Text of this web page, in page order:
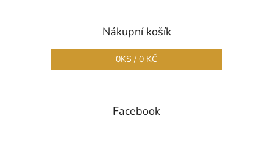
Nákupní košík
0KS / 0 KČ
Facebook